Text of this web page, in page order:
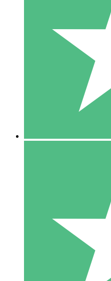
Betala per användning
1
10